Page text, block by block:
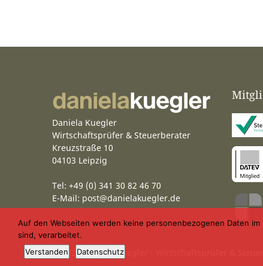
Daniela Kuegler
Wirtschaftsprüfer & Steuerberater
Kreuzstraße 10
04103 Leipzig
Tel: +49 (0) 341 30 82 46 70
E-Mail: post@danielakuegler.de
© 2025 Daniela Kuegler - Wirtschaftsprüfer &
Auf den Webseiten werden keine personenbezogenen Daten
sind, verarbeitet.
Verstanden
Datenschutz